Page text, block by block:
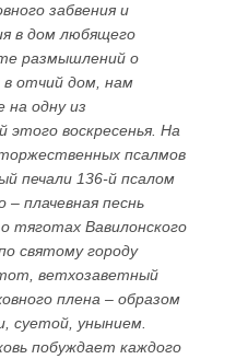
забвения и
в дом любящего
размышлений о
в отчий дом, нам
на одну из
этого воскресенья. На
псалмов
печали 136-й псалом
плачевная песнь
тяготах Вавилонского
святому городу
ветхозаветный
плена – образом
суетой, унынием.
побуждает каждого